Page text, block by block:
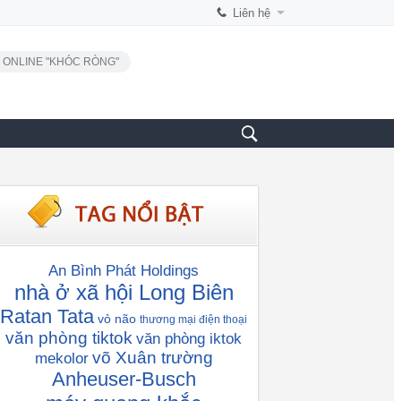
Liên hệ
"KHÓC RÒNG"
An Bình Phát Holdings
nhà ở xã hội Long Biên
Ratan Tata vỏ não thương mại điện thoại
văn phòng tiktok văn phòng iktok
mekolor võ Xuân trường
Anheuser-Busch